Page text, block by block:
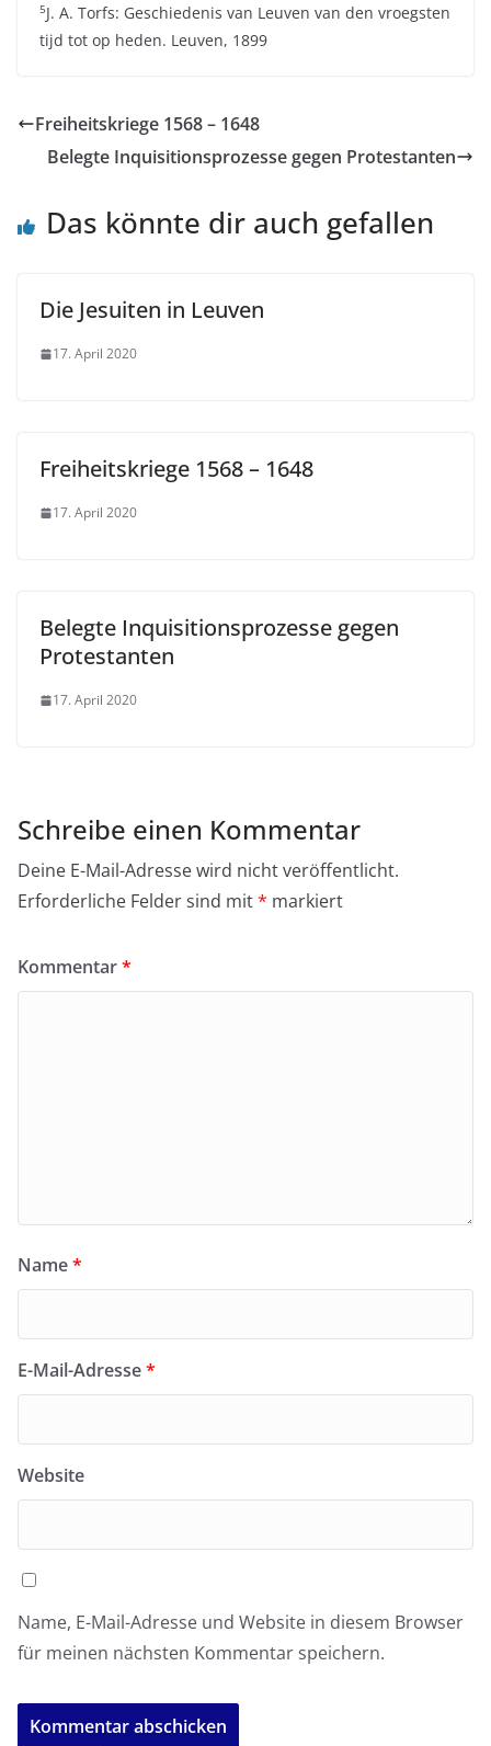
5J. A. Torfs: Geschiedenis van Leuven van den vroegsten
tijd tot op heden. Leuven, 1899
Freiheitskriege 1568 – 1648
Belegte Inquisitionsprozesse gegen Protestanten
Das könnte dir auch gefallen
Die Jesuiten in Leuven
17. April 2020
Freiheitskriege 1568 – 1648
17. April 2020
Belegte Inquisitionsprozesse gegen
Protestanten
17. April 2020
Schreibe einen Kommentar
Deine E-Mail-Adresse wird nicht veröffentlicht.
Erforderliche Felder sind mit* markiert
Kommentar*
Name*
E-Mail-Adresse*
Website
Name, E-Mail-Adresse und Website in diesem Browser
für meinen nächsten Kommentar speichern.